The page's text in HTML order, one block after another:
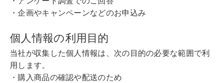
・企画やキャンペーンなどのお申込み
個人情報の利用目的
当社が収集した個人情報は、次の目的の必要な範囲で利
用します。
・購入商品の確認や配送のため